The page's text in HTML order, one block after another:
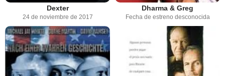
Dexter
24 de noviembre de 2017
Dharma & Greg
Fecha de estreno desconocida